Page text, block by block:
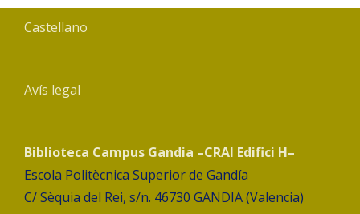
Castellano
Avís legal
Biblioteca Campus Gandia –CRAI Edifici H–
Escola Politècnica Superior de Gandía
C/ Sèquia del Rei, s/n. 46730 GANDIA (Valencia)